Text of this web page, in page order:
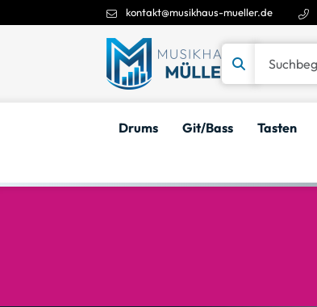
kontakt@musikhaus-mueller.de
Drums Git/Bass Tasten